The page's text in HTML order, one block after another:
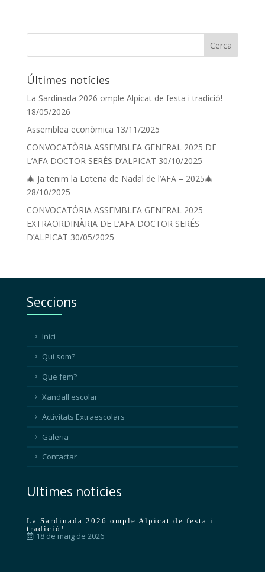
Últimes notícies
La Sardinada 2026 omple Alpicat de festa i tradició!
18/05/2026
Assemblea econòmica 13/11/2025
CONVOCATÒRIA ASSEMBLEA GENERAL 2025 DE
L’AFA DOCTOR SERÉS D’ALPICAT 30/10/2025
🎄 Ja tenim la Loteria de Nadal de l’AFA – 2025🎄
28/10/2025
CONVOCATÒRIA ASSEMBLEA GENERAL 2025
EXTRAORDINÀRIA DE L’AFA DOCTOR SERÉS
D’ALPICAT 30/05/2025
Seccions
Inici
Qui som?
Que fem?
Xandall escolar
Activitats Extraescolars
Galeria
Contactar
Ultimes noticies
La Sardinada 2026 omple Alpicat de festa i
tradició!
18 de maig de 2026